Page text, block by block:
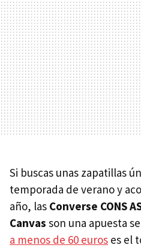
Si buscas unas zapatillas
temporada de verano y
año, las Converse CONS
Canvas son una apuesta
a menos de 60 euros es el